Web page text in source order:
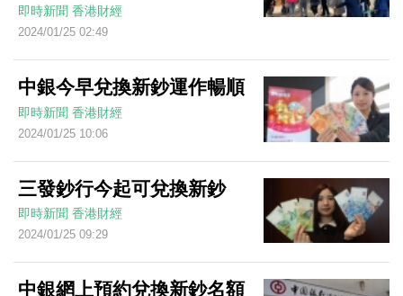
即時新聞 香港財經
2024/01/25 02:49
中銀今早兌換新鈔運作暢順
即時新聞 香港財經
2024/01/25 10:06
三發鈔行今起可兌換新鈔
即時新聞 香港財經
2024/01/25 09:29
中銀網上預約兌換新鈔名額